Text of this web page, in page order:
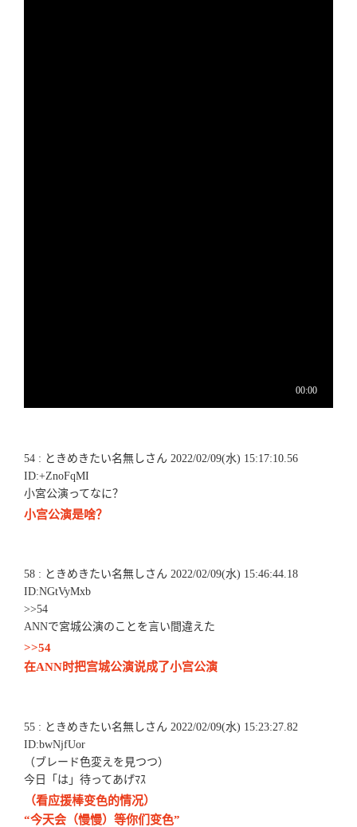
54 : ときめきたい名無しさん 2022/02/09(水) 15:17:10.56
ID:+ZnoFqMI
小宮公演ってなに？
小宫公演是啥？
58 : ときめきたい名無しさん 2022/02/09(水) 15:46:44.18
ID:NGtVyMxb
>>54
ANNで宮城公演のことを言い間違えた
>>54
在ANN时把宫城公演说成了小宫公演
55 : ときめきたい名無しさん 2022/02/09(水) 15:23:27.82
ID:bwNjfUor
（ブレード色変えを見つつ）
今日「は」待ってあげﾏｽ
（看应援棒变色的情况）
“今天会（慢慢）等你们变色”